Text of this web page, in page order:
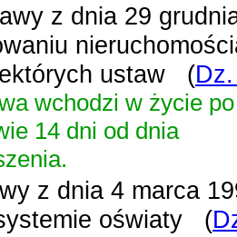
z dnia 29
ustaw
(
wchodzi w życie po
14 dni od dnia
z dnia 4 marca
oświaty
(